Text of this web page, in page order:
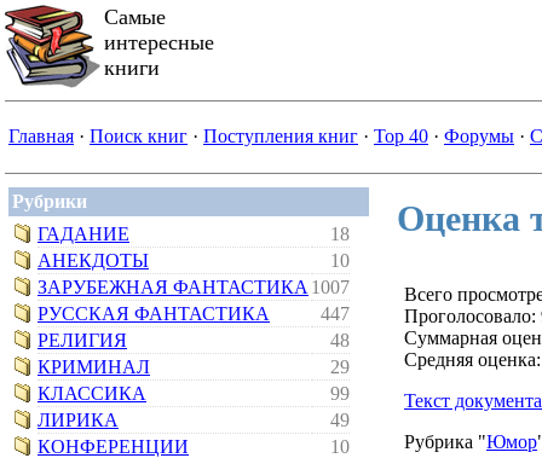
Самые
интересные
книги
Главная · Поиск книг · Поступления книг · Top 40 · Форумы ·
Рубрики
ГАДАНИЕ
18
АНЕКДОТЫ
10
ЗАРУБЕЖНАЯ ФАНТАСТИКА 1007
РУССКАЯ ФАНТАСТИКА
447
РЕЛИГИЯ
48
КРИМИНАЛ
29
КЛАССИКА
99
ЛИРИКА
49
КОНФЕРЕНЦИИ
10
Оценка
Всего
Проголосовало:
Суммарная
Средняя
Текст документа
Рубрика "Юмор